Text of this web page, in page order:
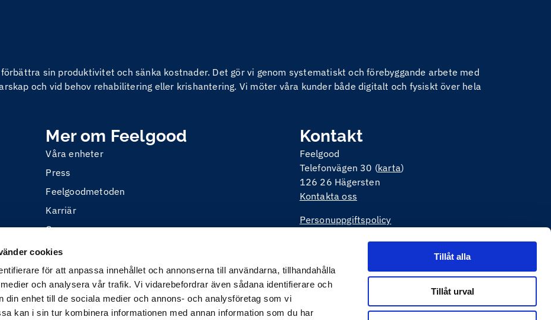
cookies
för att anpassa innehållet och annonserna till användarna, tillhandahålla
och analysera vår trafik. Vi vidarebefordrar även sådana identifierare och
din enhet till de sociala medier och annons- och analysföretag som vi
kan i sin tur kombinera informationen med annan information som du har
Tillåt alla
Tillåt urval
sin produktivitet och sänka kostnader. Det gör vi genom systematiskt och förebyggande arbete med
och vid behov rehabilitering eller krishantering. Vi möter våra kunder både digitalt och fysiskt över hela
Mer om Feelgood
Våra enheter
Press
Feelgoodmetoden
Karriär
Om oss
Kontakt
Feelgood
Telefonvägen 30 (karta)
126 26 Hägersten
Kontakta oss
Personuppgiftspolicy